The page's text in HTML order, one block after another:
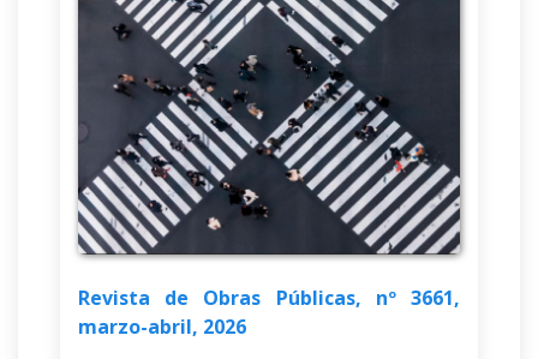
Revista de Obras Públicas, nº 3661,
marzo-abril, 2026